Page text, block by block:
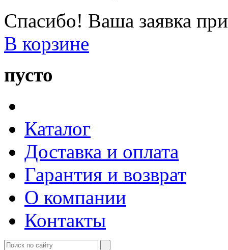
Спасибо! Ваша заявка
В корзине
пусто
Каталог
Доставка и оплата
Гарантия и возврат
О компании
Контакты